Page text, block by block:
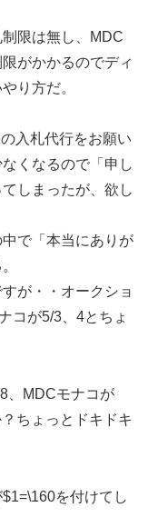
限は無し、MDC
がかかるのでディ
り方だ。
入札代行をお願い
くなるので「申し
しまったが、欲し
で「本当にありが
が・・オークショ
コが5/3、4とちょ
、MDCモナコが
ちょっとドキドキ
を付けてし